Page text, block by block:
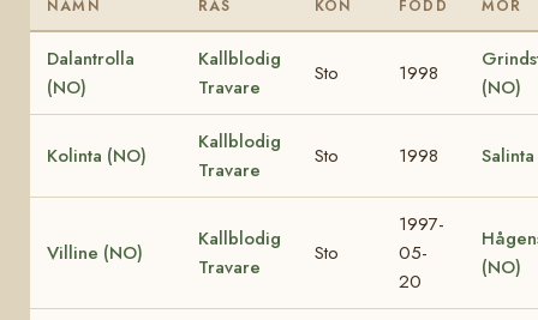
NAMN RAS KÖN FÖDD MOR
Dalantrolla
(NO)
Kallblodig
Travare
Sto 1998
(NO)
Kolinta (NO)
Kallblodig
Travare
Sto 1998
Villine (NO)
Kallblodig
Travare
Sto
1997-
05-
20
(NO)